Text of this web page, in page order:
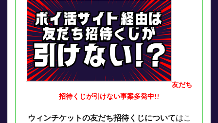
友だち
招待くじが引けない事案多発中!!
ウィンチケットの友だち招待くじについてはこ